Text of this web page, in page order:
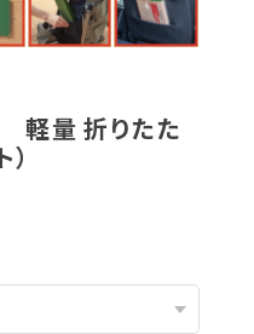
軽量 折りたた